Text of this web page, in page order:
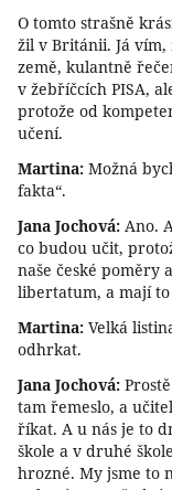
O tomto strašně
žil v Británii. Já
země, kulantně
v žebříčcích PISA,
protože od
učení.
Martina: Možná
fakta“.
Jana Jochová: Ano.
co budou učit,
naše české poměry
libertatum, a mají
Martina: Velká
odhrkat.
Jana Jochová:
tam řemeslo, a
říkat. A u nás je to
škole a v druhé
hrozné. My jsme to